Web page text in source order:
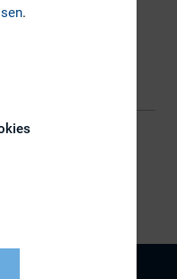
are posed during
.